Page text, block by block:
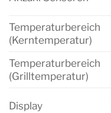
Temperaturbereich
(Kerntemperatur)
Temperaturbereich
(Grilltemperatur)
Display